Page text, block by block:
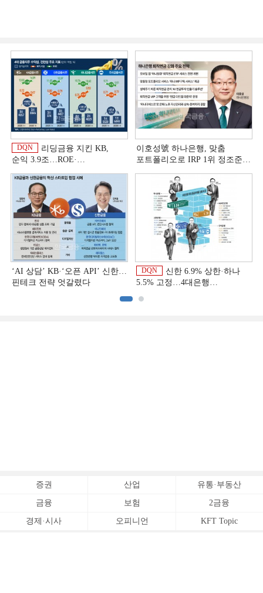
DQN
리딩금융 지킨 KB,
순익 3.9조…ROE·
상반기 금융 리그테이블]
이호성號 하나은행, 맞춤
포트폴리오로 IRP 1위 정조준
‘AI 상담’ KB·‘오픈 API’ 신한…
핀테크 전략 엇갈렸다
DQN
신한 6.9% 상한·하나
5.5% 고정…4대은행
증권 산업 유통·부동산
금융 보험 2금융
경제·시사 오피니언 KFT Topic